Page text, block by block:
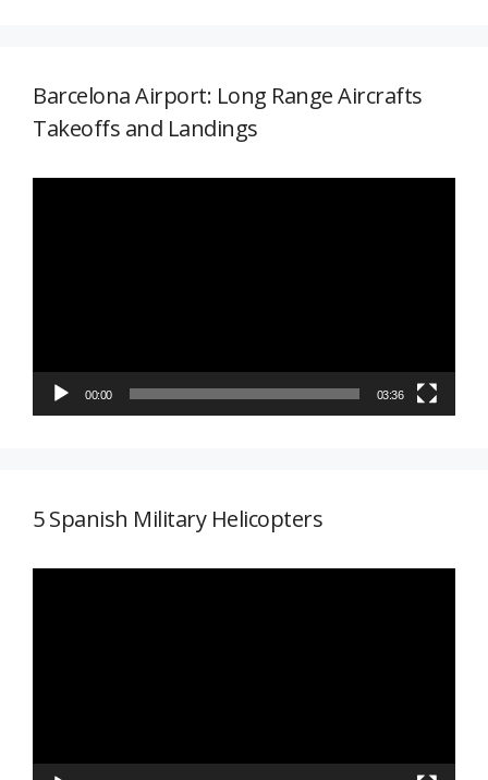
Barcelona Airport: Long Range Aircrafts
Takeoffs and Landings
00:00 03:36
5 Spanish Military Helicopters